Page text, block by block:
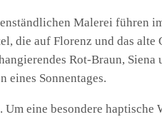
Malerei führen
die auf Florenz und das alte
Rot-Braun, Siena
eines Sonnentages.
eine besondere